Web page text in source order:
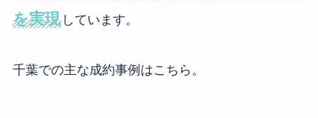
を実現しています。
千葉での主な成約事例はこちら。